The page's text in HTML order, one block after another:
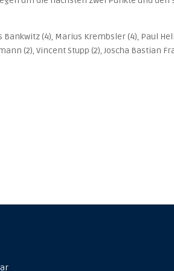
(4), Marius Krembsler (4), Paul
(2), Vincent Stupp (2), Joscha Bastian